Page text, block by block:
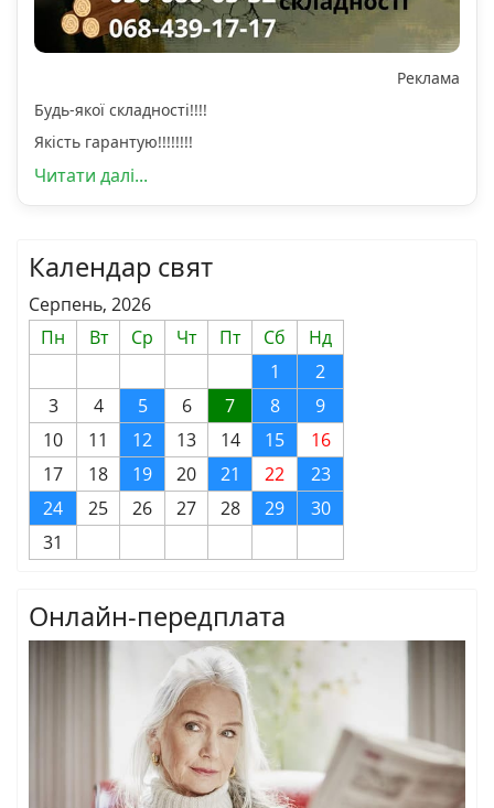
Реклама
Будь-якої складності!!!!
Якість гарантую!!!!!!!!
Читати далі...
Календар свят
Серпень, 2026
Пн
Вт Ср Чт Пт Сб
Нд
1
2
3
4 5 6 7 8
9
10
11 12 13 14 15
16
17
18 19 20 21 22
23
24
25 26 27 28 29
30
31
Онлайн-передплата